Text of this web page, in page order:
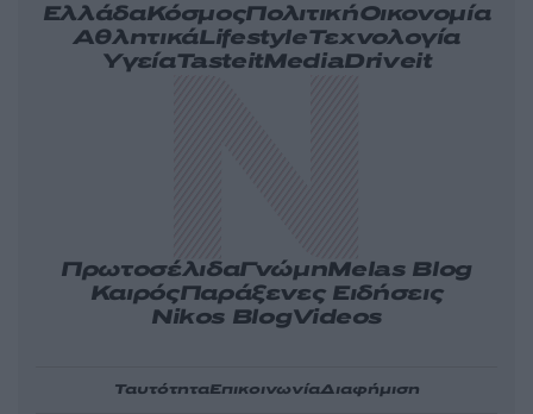
ΕλλάδαΚόσμοςΠολιτικήΟικονομία
ΑθλητικάLifestyleΤεχνολογία
ΥγείαTasteitMediaDriveit
ΠρωτοσέλιδαΓνώμηMelas Blog
ΚαιρόςΠαράξενες Ειδήσεις
Nikos BlogVideos
ΤαυτότηταΕπικοινωνίαΔιαφήμιση